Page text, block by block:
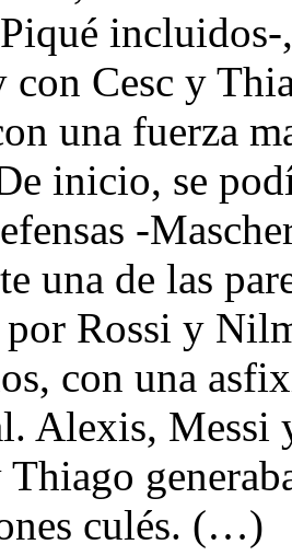
con Cesc y
una fuerza
inicio, se
-
una de las
Rossi y
con una
Alexis, Messi
Thiago
culés. (…)